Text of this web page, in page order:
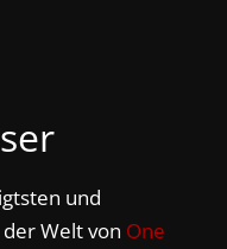
und
Welt von One